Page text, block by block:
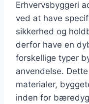
Erhvervsbyggeri
ved at have
sikkerhed og
derfor have en
forskellige typer
anvendelse.
materialer,
inden for